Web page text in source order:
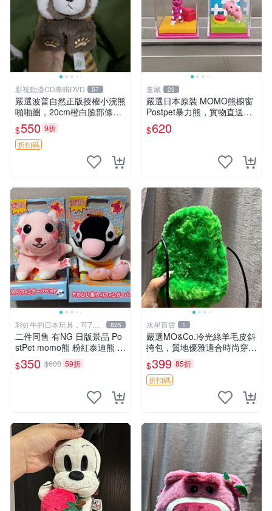
影視動漫CD專輯DVD 57
嚴選波普自然正版授權小浣熊
啪啪圈，20cm橙白臉部條紋
清晰，毛絨超萌贈品推薦。
小浣熊 波普 圈環
$550 9折
折扣碼
董藏 29
嚴選日本原裝 MOMO熊櫥窗
Postpet暴力熊，實物直送新
臺灣。MOMO熊 暴力熊 熊貓
櫥窗
$620
彩虹牛的日本玩具，可7取
付
825
二件同售 有NG 日版景品 Po
stPet momo熊 粉紅泰迪熊 妹
妹 comomo 企鵝 娃娃 布偶
手指頭 娃娃
$350 $600 59折
水星百貨 1
嚴選MO&Co.冷光綠羊毛皮斜
挎包，質地優雅適合時尚穿搭
冷光綠 皮包 斜挎包
$399 85折
折扣碼